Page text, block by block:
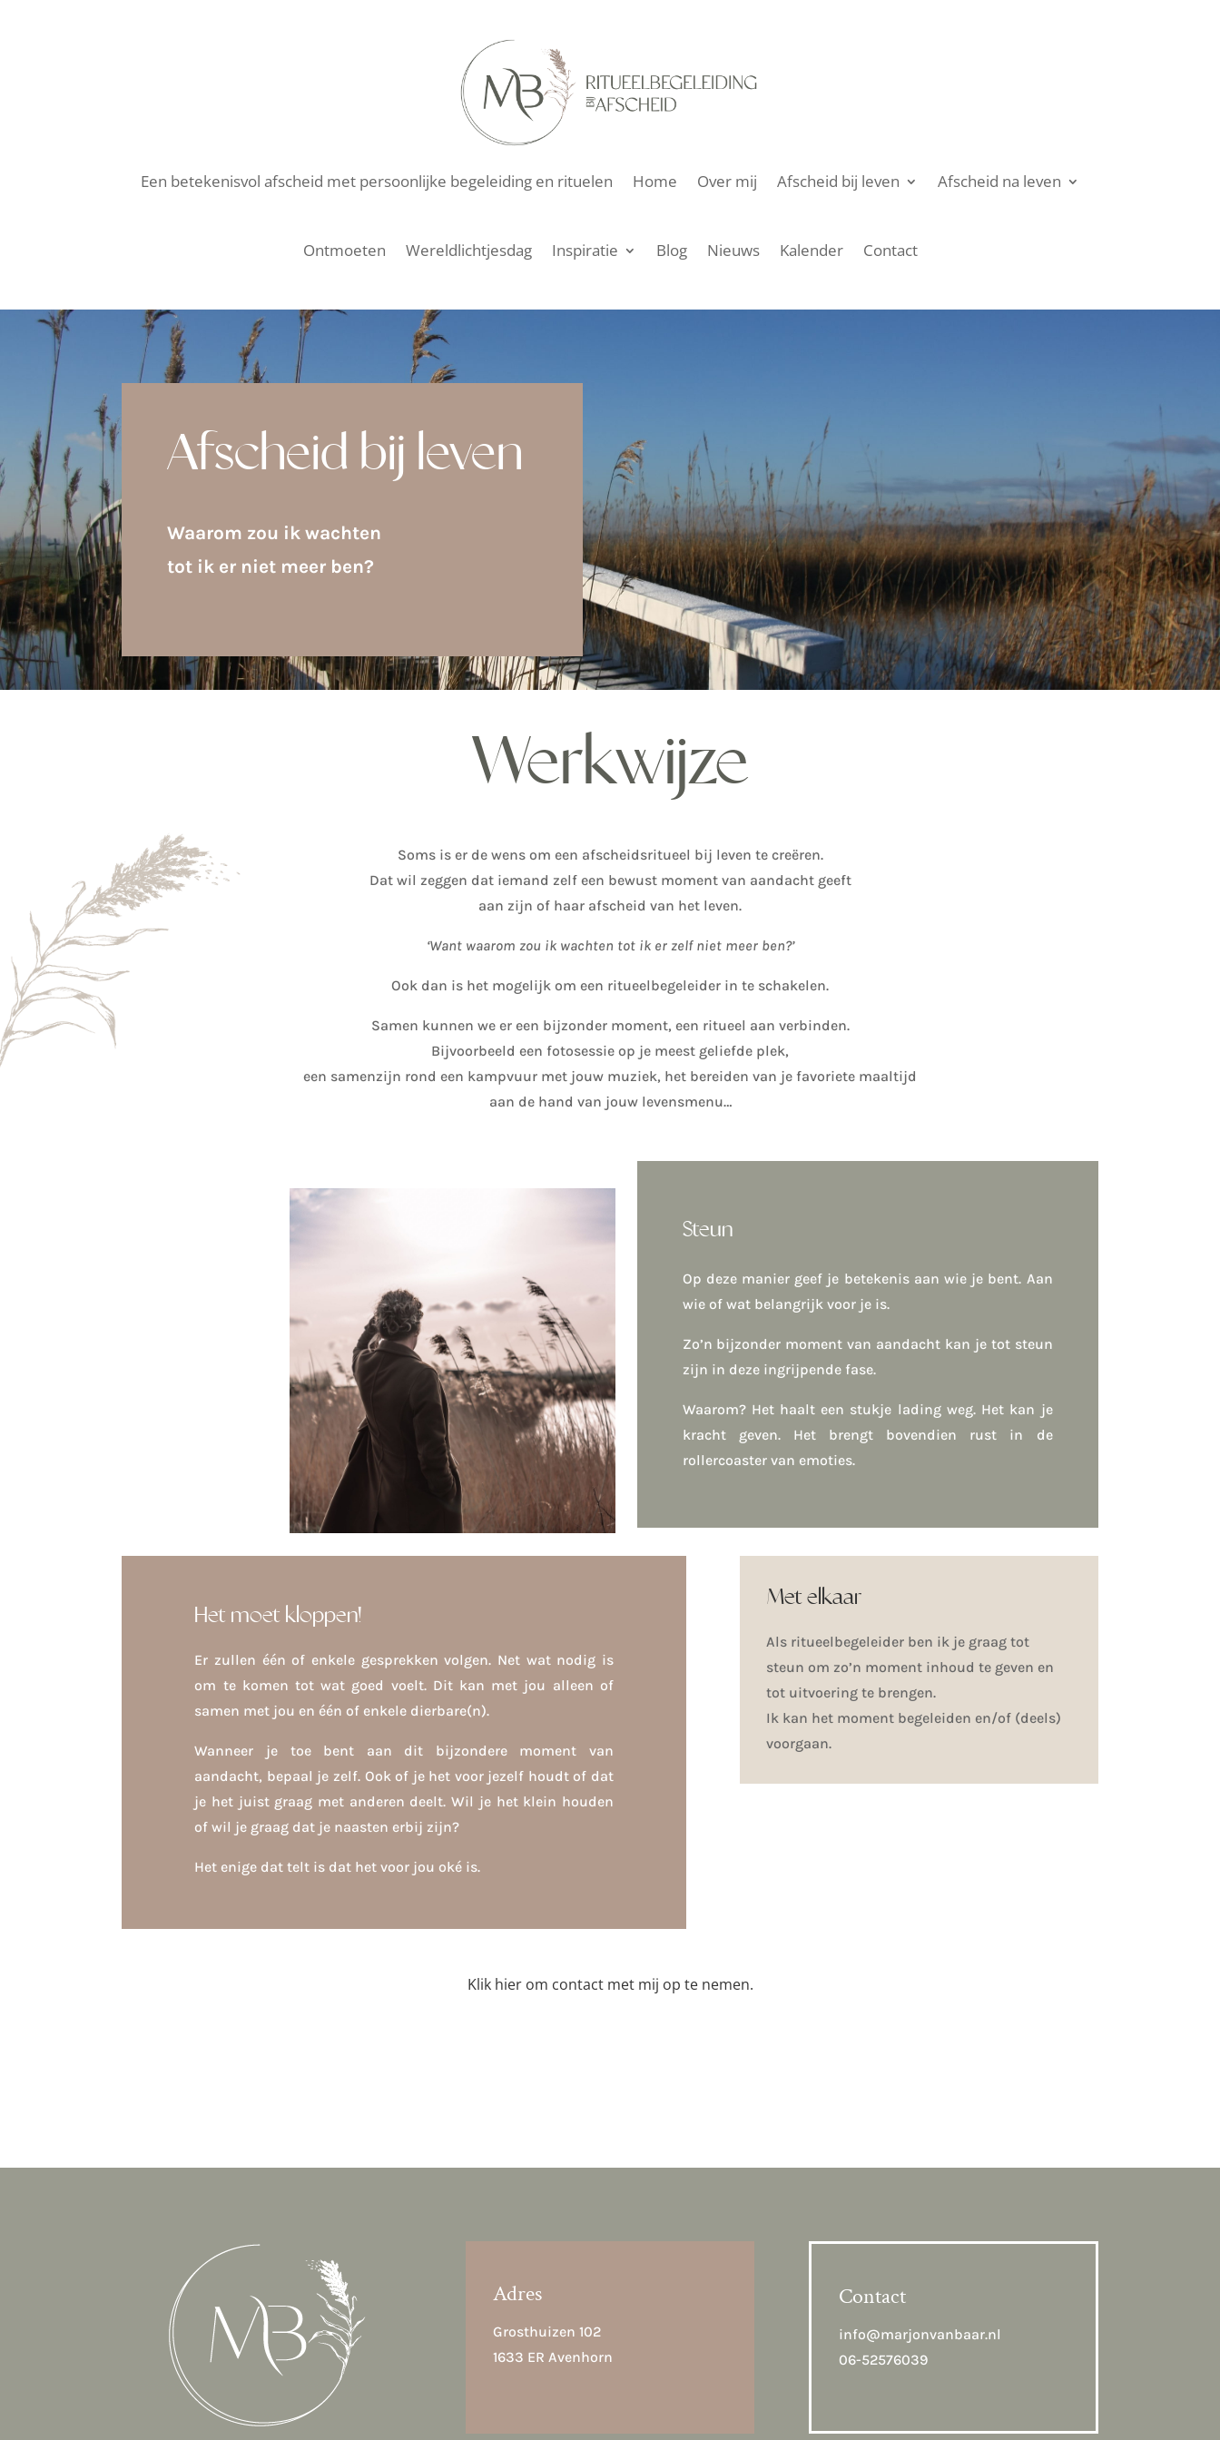
Een betekenisvol afscheid met persoonlijke begeleiding en rituelen Home Over mij Afscheid bij leven Afscheid na leven
Ontmoeten Wereldlichtjesdag Inspiratie Blog Nieuws Kalender Contact
Afscheid bij leven
Waarom zou ik wachten
tot ik er niet meer ben?
Werkwijze
Soms is er de wens om een afscheidsritueel bij leven te creëren.
Dat wil zeggen dat iemand zelf een bewust moment van aandacht geeft
aan zijn of haar afscheid van het leven.
‘Want waarom zou ik wachten tot ik er zelf niet meer ben?’
Ook dan is het mogelijk om een ritueelbegeleider in te schakelen.
Samen kunnen we er een bijzonder moment, een ritueel aan verbinden.
Bijvoorbeeld een fotosessie op je meest geliefde plek,
een samenzijn rond een kampvuur met jouw muziek, het bereiden van je favoriete maaltijd
aan de hand van jouw levensmenu…
Steun
Op deze manier geef je betekenis aan wie je bent. Aan
wie of wat belangrijk voor je is.
Zo’n bijzonder moment van aandacht kan je tot steun
zijn in deze ingrijpende fase.
Waarom? Het haalt een stukje lading weg. Het kan je
kracht geven. Het brengt bovendien rust in de
rollercoaster van emoties.
Het moet kloppen!
Er zullen één of enkele gesprekken volgen. Net wat nodig is
om te komen tot wat goed voelt. Dit kan met jou alleen of
samen met jou en één of enkele dierbare(n).
Wanneer je toe bent aan dit bijzondere moment van
aandacht, bepaal je zelf. Ook of je het voor jezelf houdt of dat
je het juist graag met anderen deelt. Wil je het klein houden
of wil je graag dat je naasten erbij zijn?
Het enige dat telt is dat het voor jou oké is.
Met elkaar
Als ritueelbegeleider ben ik je graag tot
steun om zo’n moment inhoud te geven en
tot uitvoering te brengen.
Ik kan het moment begeleiden en/of (deels)
voorgaan.
Klik hierom contact met mij op te nemen.
Adres
Grosthuizen 102
1633 ER Avenhorn
Contact
info@marjonvanbaar.nl
06-52576039